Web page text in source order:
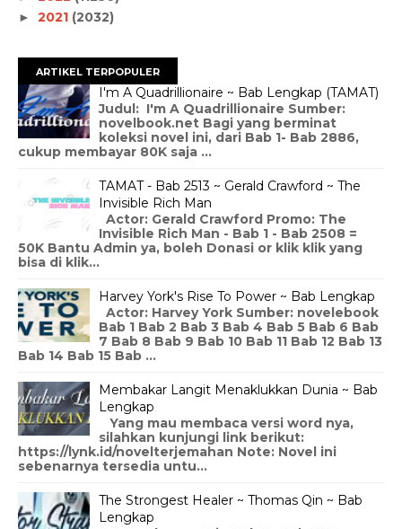
► 2021 (2032)
ARTIKEL TERPOPULER
I'm A Quadrillionaire ~ Bab Lengkap (TAMAT)
Judul: I'm A Quadrillionaire Sumber:
novelbook.net Bagi yang berminat
koleksi novel ini, dari Bab 1- Bab 2886,
cukup membayar 80K saja ...
TAMAT - Bab 2513 ~ Gerald Crawford ~ The
Invisible Rich Man
Actor: Gerald Crawford Promo: The
Invisible Rich Man - Bab 1 - Bab 2508 =
50K Bantu Admin ya, boleh Donasi or klik klik yang
bisa di klik...
Harvey York's Rise To Power ~ Bab Lengkap
Actor: Harvey York Sumber: novelebook
Bab 1 Bab 2 Bab 3 Bab 4 Bab 5 Bab 6 Bab
7 Bab 8 Bab 9 Bab 10 Bab 11 Bab 12 Bab 13
Bab 14 Bab 15 Bab ...
Membakar Langit Menaklukkan Dunia ~ Bab
Lengkap
Yang mau membaca versi word nya,
silahkan kunjungi link berikut:
https://lynk.id/novelterjemahan Note: Novel ini
sebenarnya tersedia untu...
The Strongest Healer ~ Thomas Qin ~ Bab
Lengkap